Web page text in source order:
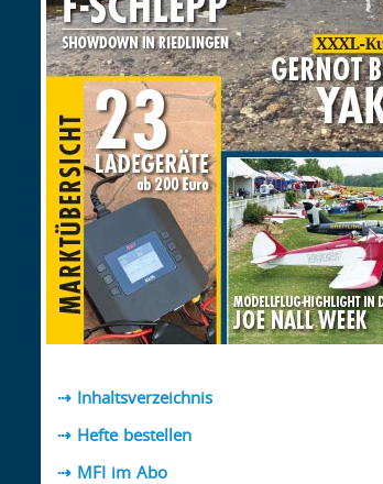
⇢ Inhaltsverzeichnis
⇢ Hefte bestellen
⇢ MFI im Abo